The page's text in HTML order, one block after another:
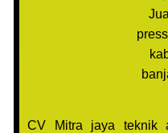
CV Mitra jaya teknik